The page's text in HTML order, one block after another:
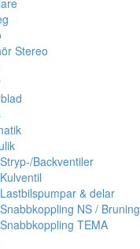
Stereo
Stryp-/Backventiler
Kulventil
Lastbilspumpar & delar
Snabbkoppling NS / Bruning
Snabbkoppling TEMA